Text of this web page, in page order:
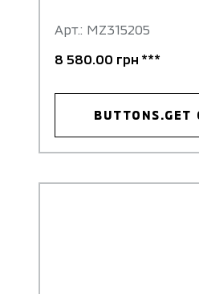
Арт.: MZ315205
8 580.00 грн ***
BUTTONS.GET